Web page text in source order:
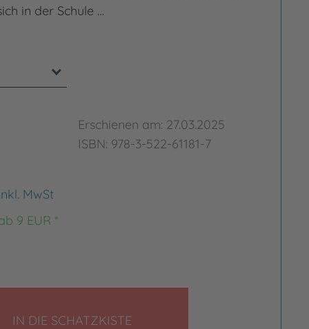
in der Schule …
Erschienen am: 27.03.2025
ISBN: 978-3-522-61181-7
MwSt
9 EUR *
IN DIE SCHATZKISTE